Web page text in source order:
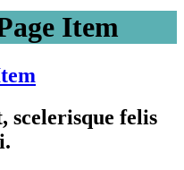
Item
scelerisque felis